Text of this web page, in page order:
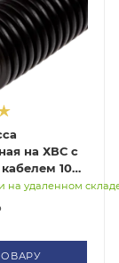
на ХВС с
10
на удаленном